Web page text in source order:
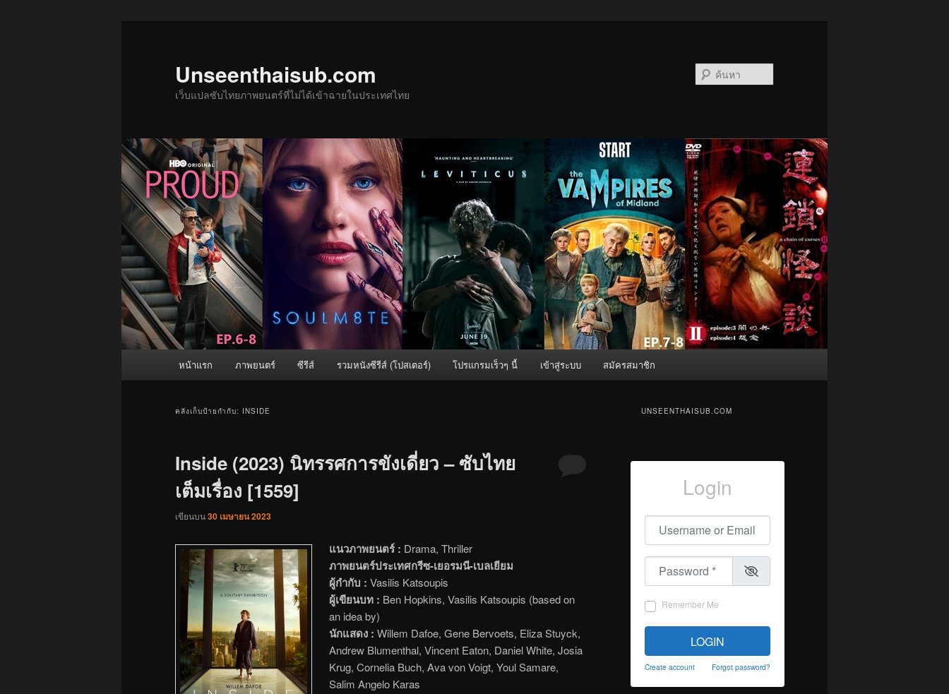
Unseenthaisub.com
เว็บแปลซับไทยภาพยนตร์ที่ไม่ได้เข้าฉายในประเทศไทย
หน้าแรก ภาพยนตร์ ซีรีส์ รวมหนังซีรีส์ (โปสเตอร์) โปรแกรมเร็วๆ นี้ เข้าสู่ระบบ สมัครสมาชิก
คลังเก็บป้ายกำกับ: INSIDE
Inside (2023) นิทรรศการขังเดี่ยว – ซับไทย
เต็มเรื่อง [1559]
เขียนบน30 เมษายน 2023
แนวภาพยนตร์ : Drama, Thriller
ภาพยนตร์ประเทศกรีซ-เยอรมนี-เบลเยียม
ผู้กำกับ : Vasilis Katsoupis
ผู้เขียนบท : Ben Hopkins, Vasilis Katsoupis (based on
an idea by)
นักแสดง : Willem Dafoe, Gene Bervoets, Eliza Stuyck,
Andrew Blumenthal, Vincent Eaton, Daniel White, Josia
Krug, Cornelia Buch, Ava von Voigt, Youl Samare,
Salim Angelo Karas
UNSEENTHAISUB.COM
Login
Username or Email
Password
Remember Me
LOGIN
Create account Forgot password?